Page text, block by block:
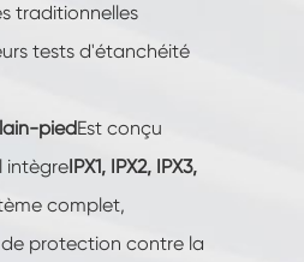
traditionnelles
tests d'étanchéité
piedEst conçu
intègreIPX1, IPX2, IPX3,
complet,
protection contre la